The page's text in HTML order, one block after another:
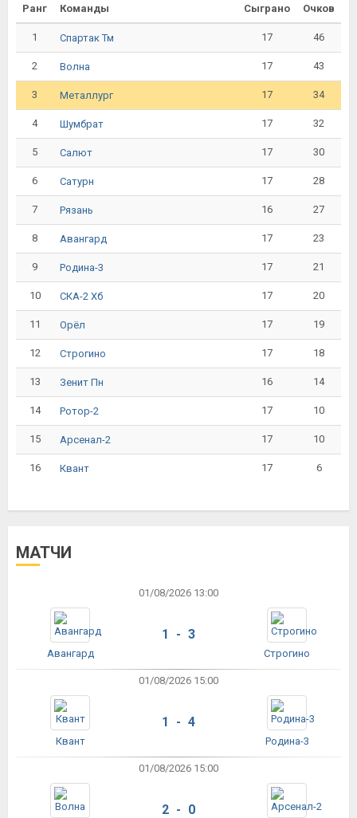
Ранг Команды Сыграно Очков
1 Спартак Тм 17 46
2 Волна 17 43
3 Металлург 17 34
4 Шумбрат 17 32
5 Салют 17 30
6 Сатурн 17 28
7 Рязань 16 27
8 Авангард 17 23
9 Родина-3 17 21
10 СКА-2 Хб 17 20
11 Орёл 17 19
12 Строгино 17 18
13 Зенит Пн 16 14
14 Ротор-2 17 10
15 Арсенал-2 17 10
16 Квант 17 6
МАТЧИ
01/08/2026 13:00
Авангард
1 - 3
Строгино
01/08/2026 15:00
Квант
1 - 4
Родина-3
01/08/2026 15:00
2 - 0